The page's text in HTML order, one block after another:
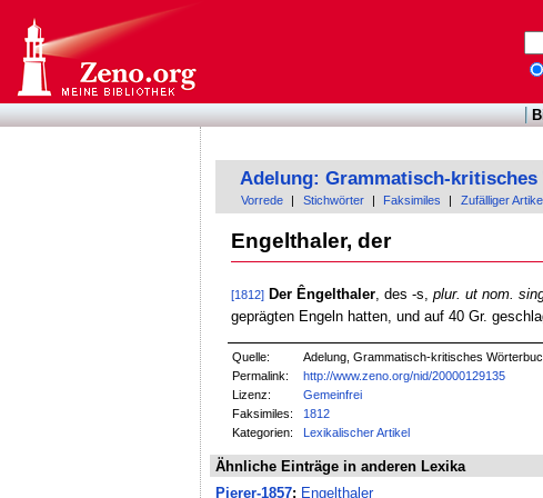
Adelung: Grammatisch-
Vorrede Stichwörter Faksimiles Zufälliger Artikel
Engelthaler, der
[1812] Der Êngelthaler, des -s, plur. ut nom.
geprägten Engeln hatten, und auf 40 Gr.
Quelle:
Adelung, Grammatisch-kritisches
Permalink:
http://www.zeno.org/nid/20000129135
Lizenz:
Gemeinfrei
Faksimiles:
1812
Kategorien:
Lexikalischer Artikel
Ähnliche Einträge in anderen Lexika
Pierer-1857: Engelthaler